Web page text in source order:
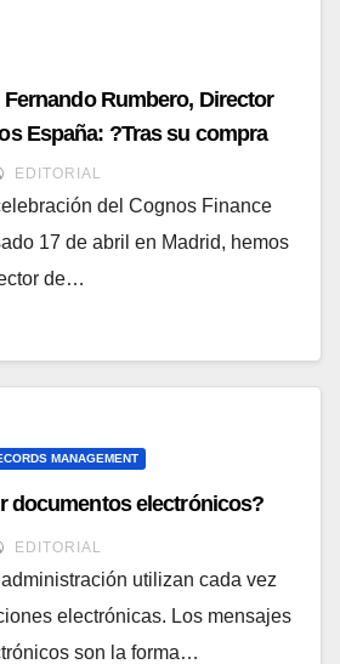
Rumbero, Director
España: ?Tras su compra
ya no es competidor de
EDITORIAL
del Cognos Finance
17 de abril en Madrid, hemos
de…
MANAGEMENT
documentos electrónicos?
EDITORIAL
utilizan cada vez
electrónicas. Los mensajes
son la forma…